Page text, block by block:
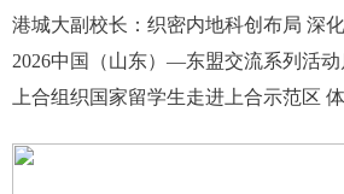
2026中国（山东）—东盟交流系列活动